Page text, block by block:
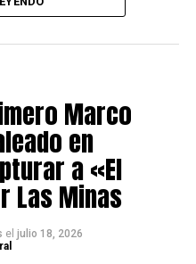
Carabineros
de ellas mantenían
por los delitos de
drogas en pequeñas
353 envoltorios de
clorhidrato de cocaína,
tres balanzas
Marco
en
a «El
Las Minas
el julio 18, 2026